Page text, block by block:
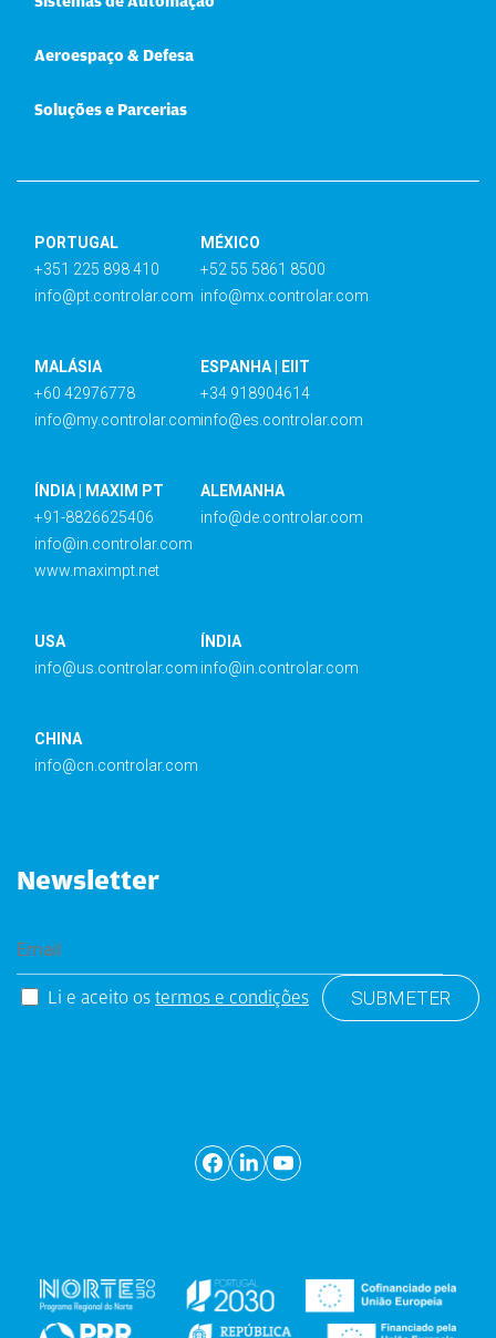
Aeroespaço & Defesa
Soluções e Parcerias
PORTUGAL
+351 225 898 410
info@pt.controlar.com
MÉXICO
+52 55 5861 8500
info@mx.controlar.com
MALÁSIA
+60 42976778
info@my.controlar.com
ESPANHA | EIIT
+34 918904614
info@es.controlar.com
ÍNDIA | MAXIM PT
+91-8826625406
info@in.controlar.com
www.maximpt.net
ALEMANHA
info@de.controlar.com
USA
info@us.controlar.com
ÍNDIA
info@in.controlar.com
CHINA
info@cn.controlar.com
Newsletter
Li e aceito os termos e condições